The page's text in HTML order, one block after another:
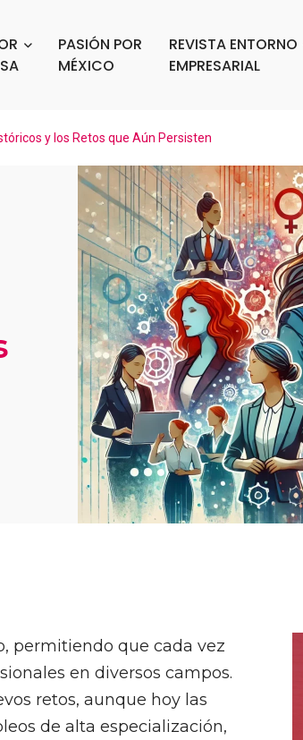
PASIÓN POR
MÉXICO
REVISTA ENTORNO
EMPRESARIAL
y los Retos que Aún Persisten
permitiendo que cada vez
en diversos campos.
retos, aunque hoy las
de alta especialización,